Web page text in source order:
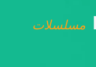
مسلسلات